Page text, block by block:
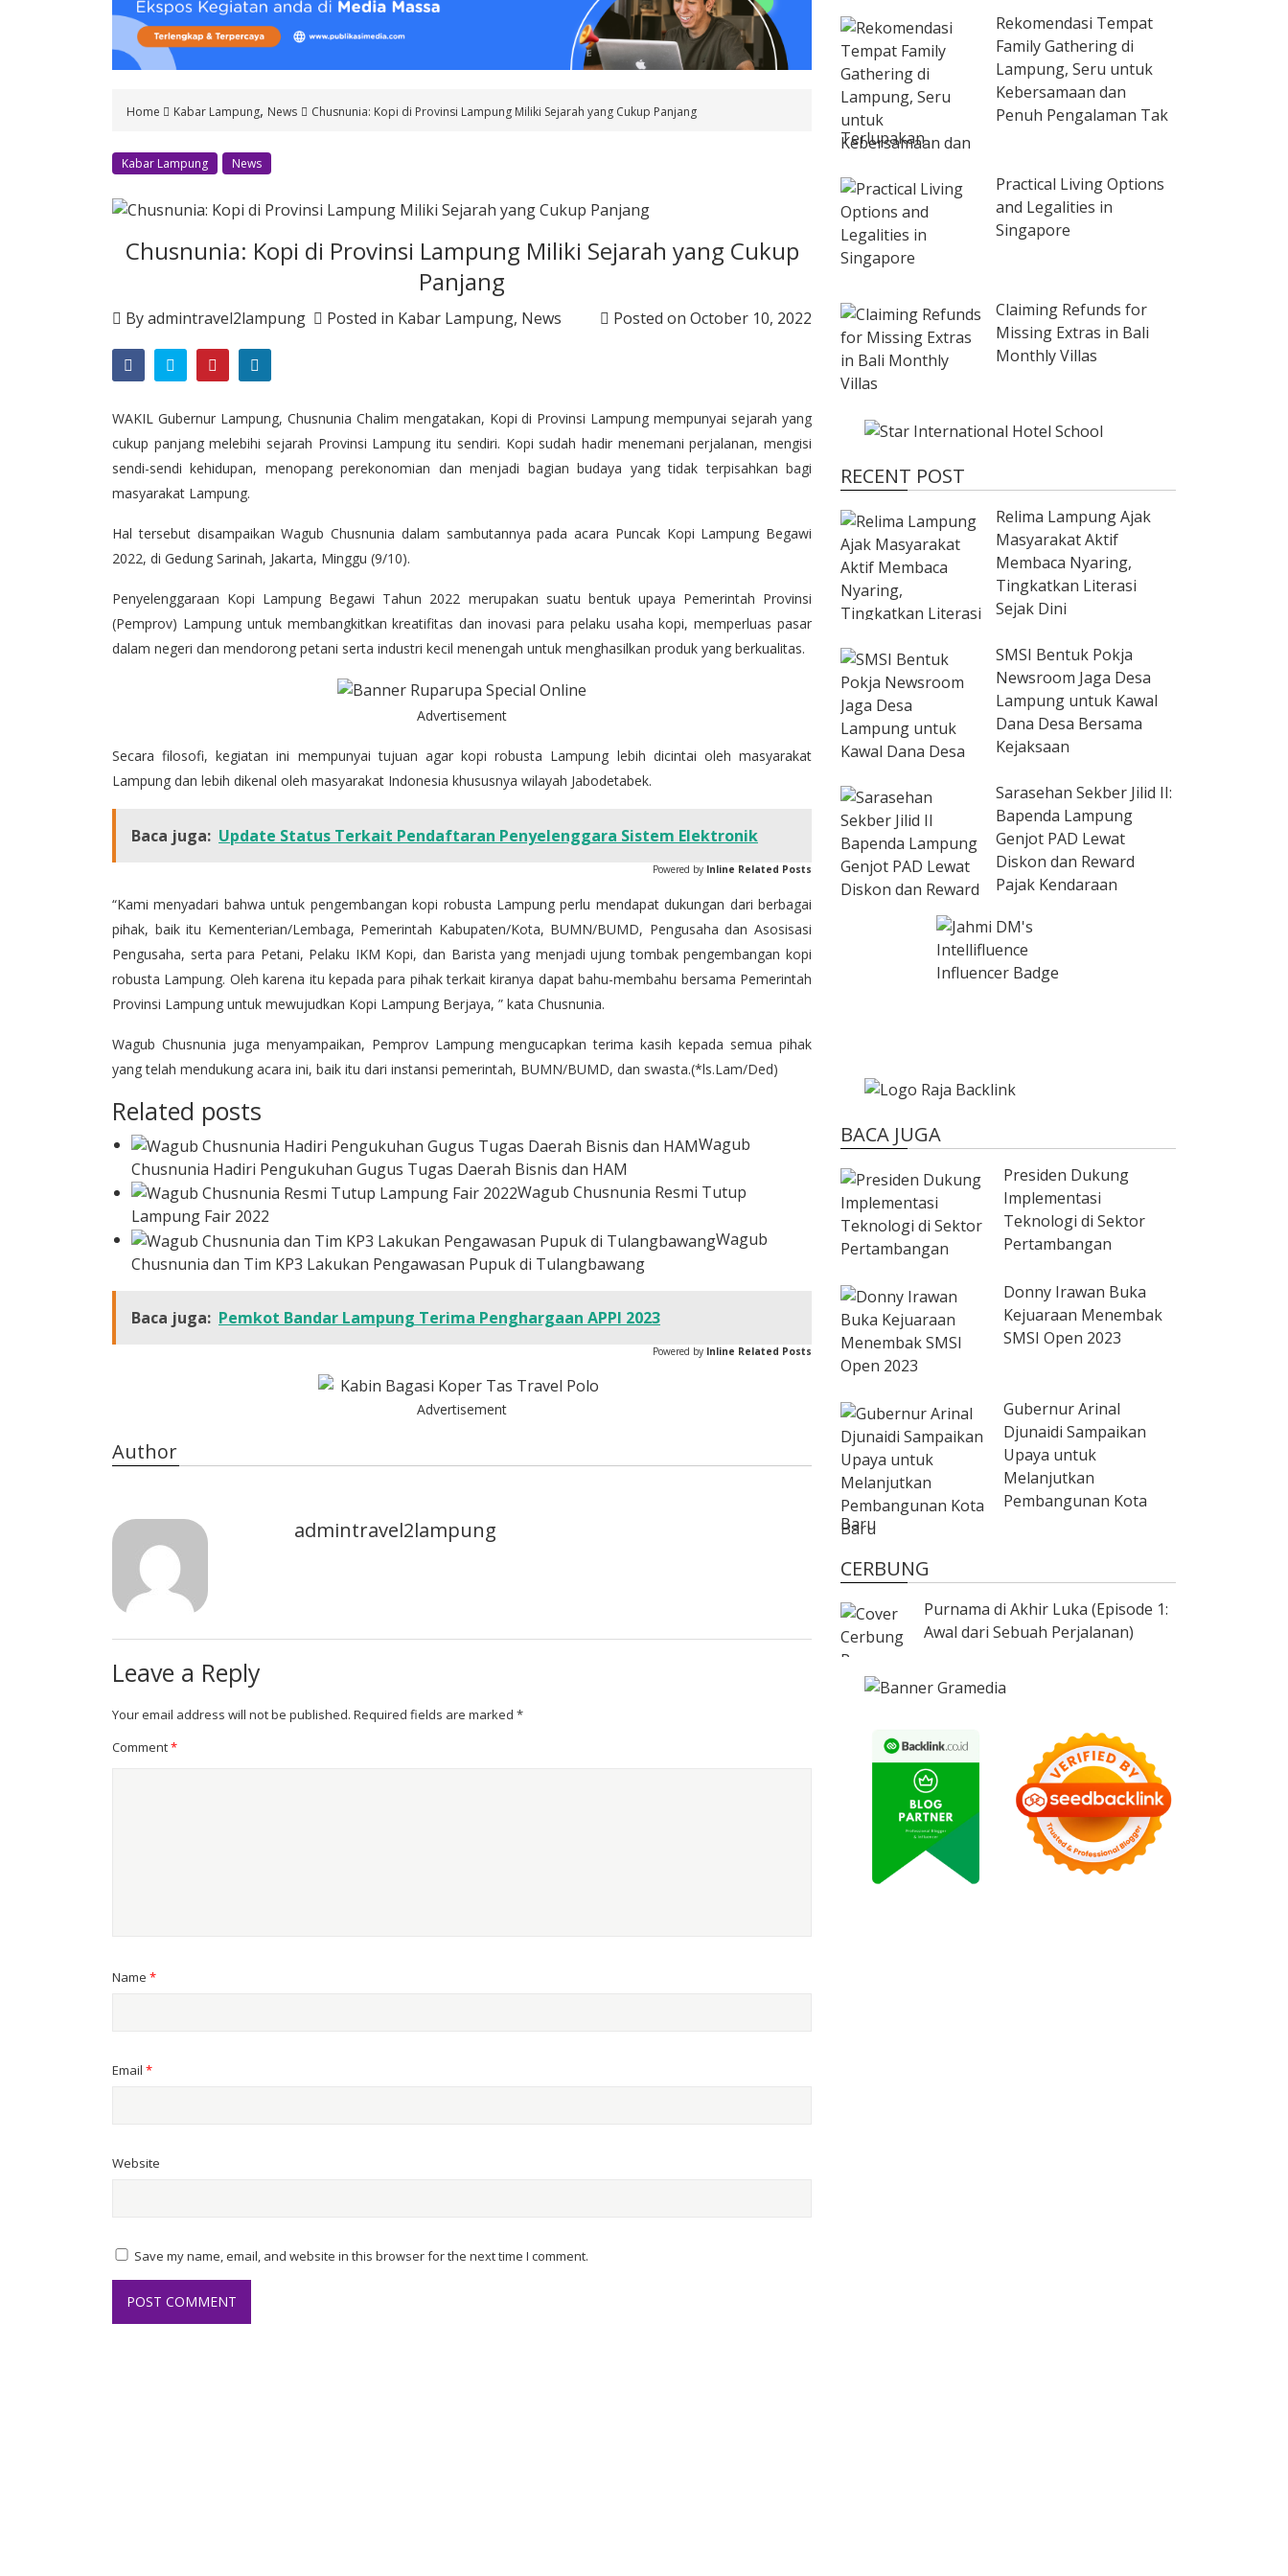
Home Kabar Lampung, News Chusnunia: Kopi di Provinsi Lampung Miliki Sejarah yang Cukup Panjang
Kabar Lampung News
Chusnunia: Kopi di Provinsi Lampung Miliki Sejarah yang Cukup
Panjang
Byadmintravel2lampung Posted in Kabar Lampung, News Posted on October 10, 2022
WAKIL Gubernur Lampung, Chusnunia Chalim mengatakan, Kopi di Provinsi Lampung mempunyai sejarah yang
cukup panjang melebihi sejarah Provinsi Lampung itu sendiri. Kopi sudah hadir menemani perjalanan, mengisi
sendi-sendi kehidupan, menopang perekonomian dan menjadi bagian budaya yang tidak terpisahkan bagi
masyarakat Lampung.
Hal tersebut disampaikan Wagub Chusnunia dalam sambutannya pada acara Puncak Kopi Lampung Begawi
2022, di Gedung Sarinah, Jakarta, Minggu (9/10).
Penyelenggaraan Kopi Lampung Begawi Tahun 2022 merupakan suatu bentuk upaya Pemerintah Provinsi
(Pemprov) Lampung untuk membangkitkan kreatifitas dan inovasi para pelaku usaha kopi, memperluas pasar
dalam negeri dan mendorong petani serta industri kecil menengah untuk menghasilkan produk yang berkualitas.
Advertisement
Secara filosofi, kegiatan ini mempunyai tujuan agar kopi robusta Lampung lebih dicintai oleh masyarakat
Lampung dan lebih dikenal oleh masyarakat Indonesia khususnya wilayah Jabodetabek.
Baca juga: Update Status Terkait Pendaftaran Penyelenggara Sistem Elektronik
Powered by Inline Related Posts
“Kami menyadari bahwa untuk pengembangan kopi robusta Lampung perlu mendapat dukungan dari berbagai
pihak, baik itu Kementerian/Lembaga, Pemerintah Kabupaten/Kota, BUMN/BUMD, Pengusaha dan Asosisasi
Pengusaha, serta para Petani, Pelaku IKM Kopi, dan Barista yang menjadi ujung tombak pengembangan kopi
robusta Lampung. Oleh karena itu kepada para pihak terkait kiranya dapat bahu-membahu bersama Pemerintah
Provinsi Lampung untuk mewujudkan Kopi Lampung Berjaya, ” kata Chusnunia.
Wagub Chusnunia juga menyampaikan, Pemprov Lampung mengucapkan terima kasih kepada semua pihak
yang telah mendukung acara ini, baik itu dari instansi pemerintah, BUMN/BUMD, dan swasta.(*ls.Lam/Ded)
Related posts
Wagub
Chusnunia Hadiri Pengukuhan Gugus Tugas Daerah Bisnis dan HAM
Wagub Chusnunia Resmi Tutup
Lampung Fair 2022
Wagub
Chusnunia dan Tim KP3 Lakukan Pengawasan Pupuk di Tulangbawang
Baca juga: Pemkot Bandar Lampung Terima Penghargaan APPI 2023
Powered by Inline Related Posts
Advertisement
Author
admintravel2lampung
Leave a Reply
Your email address will not be published. Required fields are marked *
Comment*
Name *
Email *
Website
Save my name, email, and website in this browser for the next time I comment.
Rekomendasi Tempat
Family Gathering di
Lampung, Seru untuk
Kebersamaan dan
Penuh Pengalaman Tak
Terlupakan
Practical Living Options
and Legalities in
Singapore
Claiming Refunds for
Missing Extras in Bali
Monthly Villas
RECENT POST
Relima Lampung Ajak
Masyarakat Aktif
Membaca Nyaring,
Tingkatkan Literasi
Sejak Dini
SMSI Bentuk Pokja
Newsroom Jaga Desa
Lampung untuk Kawal
Dana Desa Bersama
Kejaksaan
Sarasehan Sekber Jilid II:
Bapenda Lampung
Genjot PAD Lewat
Diskon dan Reward
Pajak Kendaraan
BACA JUGA
Presiden Dukung
Implementasi
Teknologi di Sektor
Pertambangan
Donny Irawan Buka
Kejuaraan Menembak
SMSI Open 2023
Gubernur Arinal
Djunaidi Sampaikan
Upaya untuk
Melanjutkan
Pembangunan Kota
Baru
CERBUNG
Purnama di Akhir Luka (Episode 1:
Awal dari Sebuah Perjalanan)